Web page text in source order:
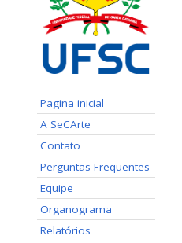
Pagina inicial
A SeCArte
Contato
Perguntas Frequentes
Equipe
Organograma
Relatórios